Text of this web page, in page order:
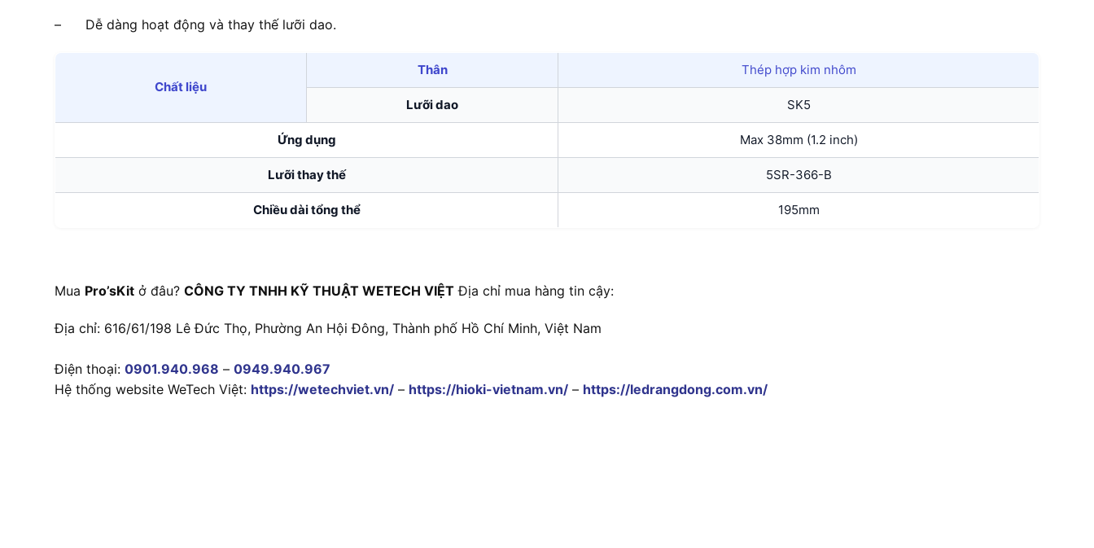
– Dễ dàng hoạt động và thay thế lưỡi dao.
Chất liệu
Thân Thép hợp kim nhôm
Lưỡi dao SK5
Ứng dụng Max 38mm (1.2 inch)
Lưỡi thay thế 5SR-366-B
Chiều dài tổng thể 195mm
Mua Pro’sKit ở đâu? CÔNG TY TNHH KỸ THUẬT WETECH VIỆT Địa chỉ mua hàng tin cậy:
Địa chỉ: 616/61/198 Lê Đức Thọ, Phường An Hội Đông, Thành phố Hồ Chí Minh, Việt Nam
Điện thoại: 0901.940.968 – 0949.940.967
Hệ thống website WeTech Việt: https://wetechviet.vn/ – https://hioki-vietnam.vn/ – https://ledrangdong.com.vn/